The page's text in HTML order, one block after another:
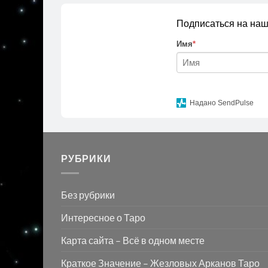
Подписаться на
Имя*
Надано SendPulse
РУБРИКИ
Без рубрики
Интересное о Таро
Карта сайта – Всё в одном месте
Краткое Значение – Жезловых Арканов Таро